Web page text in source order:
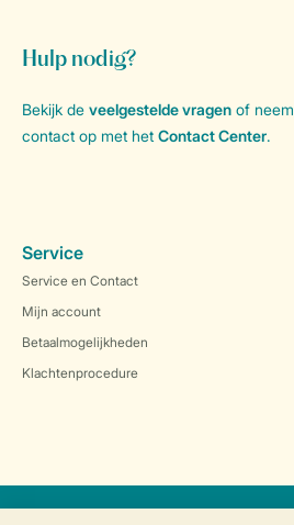
Hulp nodig?
Bekijk de veelgestelde vragen of neem
contact op met het Contact Center.
Service
Service en Contact
Mijn account
Betaalmogelijkheden
Klachtenprocedure